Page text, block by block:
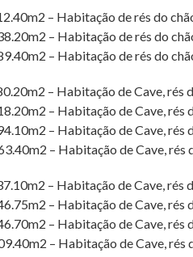
– Habitação de rés do
– Habitação de rés do
– Habitação de rés do
– Habitação de Cave, rés
– Habitação de Cave, rés
– Habitação de Cave, rés
– Habitação de Cave, rés
– Habitação de Cave, rés
– Habitação de Cave, rés
– Habitação de Cave, rés
– Habitação de Cave, rés